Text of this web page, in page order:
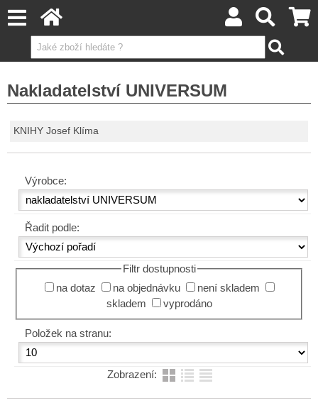
Nakladatelství UNIVERSUM
KNIHY Josef Klíma
Výrobce:
Řadit podle:
Filtr dostupnosti
na dotaz
na objednávku
není skladem
skladem
vyprodáno
Položek na stranu:
Zobrazení: